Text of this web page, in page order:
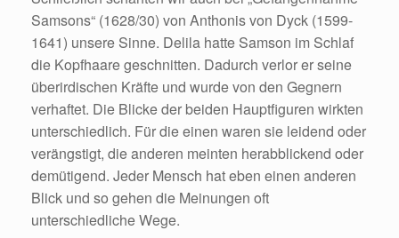
Samsons“ (1628/30) von Anthonis von Dyck (1599-
1641) unsere Sinne. Delila hatte Samson im Schlaf
die Kopfhaare geschnitten. Dadurch verlor er seine
überirdischen Kräfte und wurde von den Gegnern
verhaftet. Die Blicke der beiden Hauptfiguren wirkten
unterschiedlich. Für die einen waren sie leidend oder
verängstigt, die anderen meinten herabblickend oder
demütigend. Jeder Mensch hat eben einen anderen
Blick und so gehen die Meinungen oft
unterschiedliche Wege.